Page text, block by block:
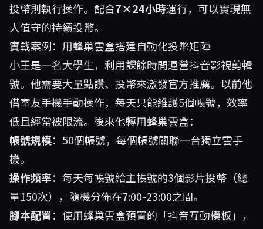
投幣則執行操作。配合7×24小時運行，可以實現無
人值守的持續投幣。
實戰案例：用蜂巢雲盒搭建自動化投幣矩陣
小王是一名大學生，利用課餘時間運營抖音影視剪輯
號。他需要大量點讚、投幣來激發官方推薦。以前他
借室友手機手動操作，每天只能維護5個帳號，效率
低且經常被限流。後來他轉用蜂巢雲盒：
帳號規模：50個帳號，每個帳號關聯一台獨立雲手
機。
操作頻率：每天每帳號給主帳號的3個影片投幣（總
量150次），隨機分佈在7:00-23:00之間。
腳本配置：使用蜂巢雲盒預置的「抖音互動模板」，